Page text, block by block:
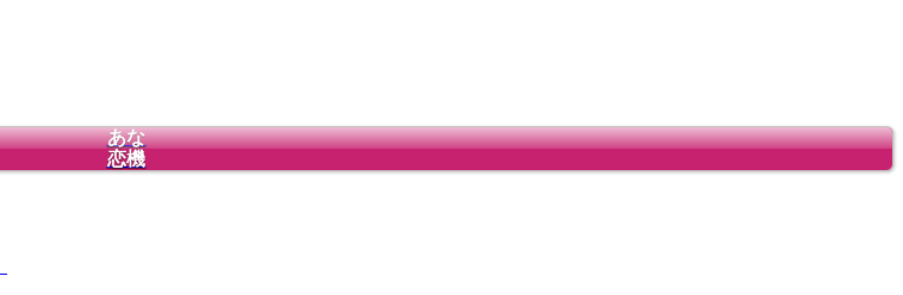
あな
恋機